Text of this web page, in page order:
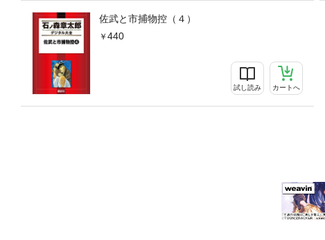
佐武と市捕物控（４）
440
試し読み カートへ